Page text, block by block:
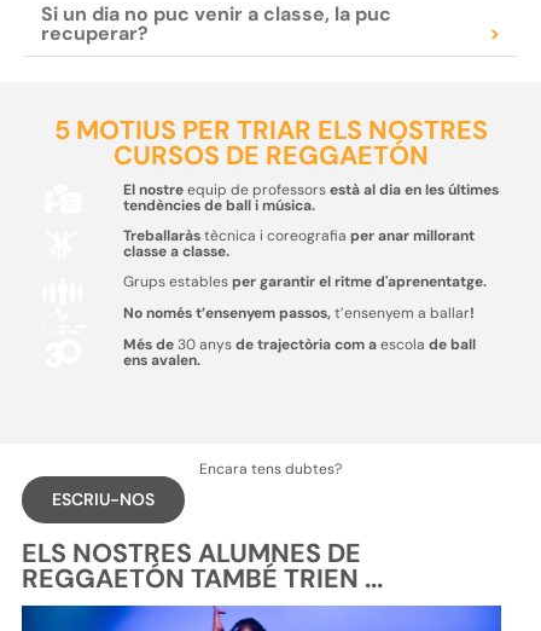
Si un dia no puc venir a classe, la puc
recuperar? >
5 MOTIUS PER TRIAR ELS NOSTRES
CURSOS DE REGGAETÓN
El nostreequip de professorsestà al dia en les últimes
tendències de ball i música.
Treballaràstècnica i coreografia per anar millorant
classe a classe.
Grups establesper garantir el ritme d'aprenentatge.
No només t’ensenyem passos,t’ensenyem a ballar!
Més de30 anysde trajectòria com aescola de ball
ens avalen.
Encara tens dubtes?
ESCRIU-NOS
ELS NOSTRES ALUMNES DE
REGGAETÓN TAMBÉ TRIEN ...